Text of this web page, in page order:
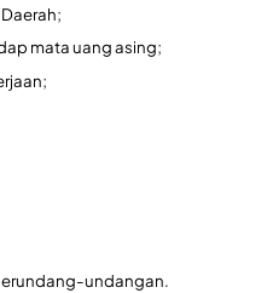
mata uang asing;
undangan.